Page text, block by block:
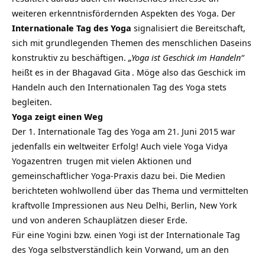
weiteren erkenntnisfördernden Aspekten des Yoga. Der
Internationale Tag des Yoga signalisiert die Bereitschaft,
sich mit grundlegenden Themen des menschlichen Daseins
konstruktiv zu beschäftigen. „Yoga ist Geschick im Handeln“
heißt es in der Bhagavad Gita . Möge also das Geschick im
Handeln auch den Internationalen Tag des Yoga stets
begleiten.
Yoga zeigt einen Weg
Der 1. Internationale Tag des Yoga am 21. Juni 2015 war
jedenfalls ein weltweiter Erfolg! Auch viele Yoga Vidya
Yogazentren trugen mit vielen Aktionen und
gemeinschaftlicher Yoga-Praxis dazu bei. Die Medien
berichteten wohlwollend über das Thema und vermittelten
kraftvolle Impressionen aus Neu Delhi, Berlin, New York
und von anderen Schauplätzen dieser Erde.
Für eine Yogini bzw. einen Yogi ist der Internationale Tag
des Yoga selbstverständlich kein Vorwand, um an den